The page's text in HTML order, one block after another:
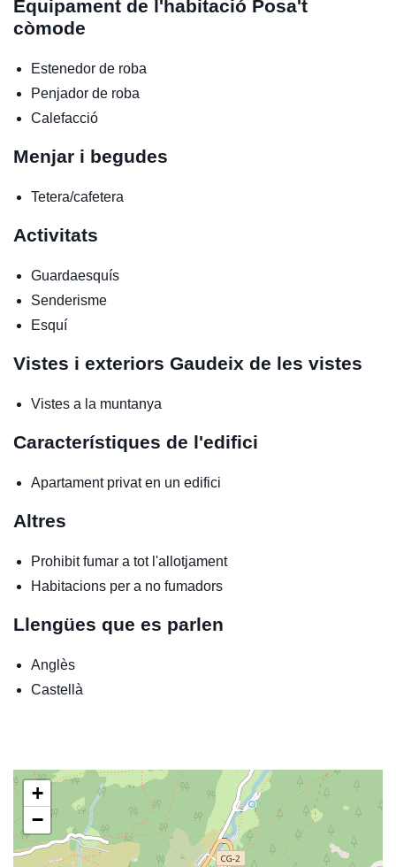
Equipament de l'habitació Posa't
còmode
Estenedor de roba
Penjador de roba
Calefacció
Menjar i begudes
Tetera/cafetera
Activitats
Guardaesquís
Senderisme
Esquí
Vistes i exteriors Gaudeix de les vistes
Vistes a la muntanya
Característiques de l'edifici
Apartament privat en un edifici
Altres
Prohibit fumar a tot l'allotjament
Habitacions per a no fumadors
Llengües que es parlen
Anglès
Castellà
+
−